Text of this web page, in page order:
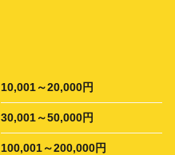
10,001～20,000円
30,001～50,000円
100,001～200,000円